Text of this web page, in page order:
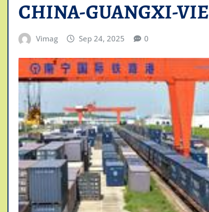
CHINA-GUANGXI-
Vimag Sep 24, 2025 0